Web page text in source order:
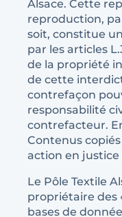
Alsace. Cette
reproduction,
soit, constitue
par les articles
de la propriété
de cette
contrefaçon
responsabilité
contrefacteur.
Contenus
action en
Le Pôle Textile
propriétaire des
bases de